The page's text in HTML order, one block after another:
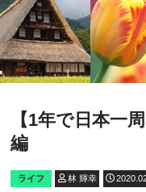
【1年で日本一
編
ライフ 林 輝幸